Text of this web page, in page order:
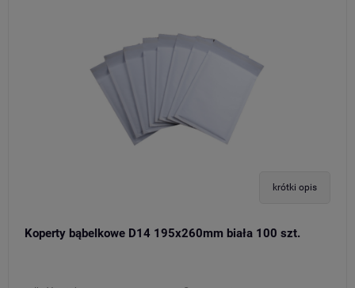
krótki opis
Koperty bąbelkowe D14 195x260mm biała 100 szt.